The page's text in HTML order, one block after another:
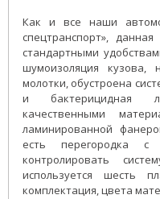
Как и все наши
спецтранспорт»,
стандартными
шумоизоляция кузова,
молотки, обустроена
и бактерицидная
качественными
ламинированной
есть перегородка с
контролировать
используется шесть
комплектация, цвета